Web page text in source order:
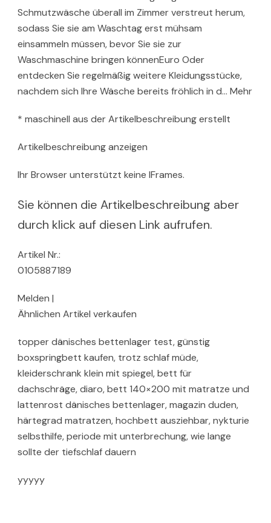
Schmutzwäsche überall im Zimmer verstreut herum,
sodass Sie sie am Waschtag erst mühsam
einsammeln müssen, bevor Sie sie zur
Waschmaschine bringen könnenEuro Oder
entdecken Sie regelmäßig weitere Kleidungsstücke,
nachdem sich Ihre Wäsche bereits fröhlich in d… Mehr
* maschinell aus der Artikelbeschreibung erstellt
Artikelbeschreibung anzeigen
Ihr Browser unterstützt keine IFrames.
Sie können die Artikelbeschreibung aber
durch klick auf diesen Link aufrufen.
Artikel Nr.:
0105887189
Melden |
Ähnlichen Artikel verkaufen
topper dänisches bettenlager test, günstig
boxspringbett kaufen, trotz schlaf müde,
kleiderschrank klein mit spiegel, bett für
dachschräge, diaro, bett 140×200 mit matratze und
lattenrost dänisches bettenlager, magazin duden,
härtegrad matratzen, hochbett ausziehbar, nykturie
selbsthilfe, periode mit unterbrechung, wie lange
sollte der tiefschlaf dauern
yyyyy